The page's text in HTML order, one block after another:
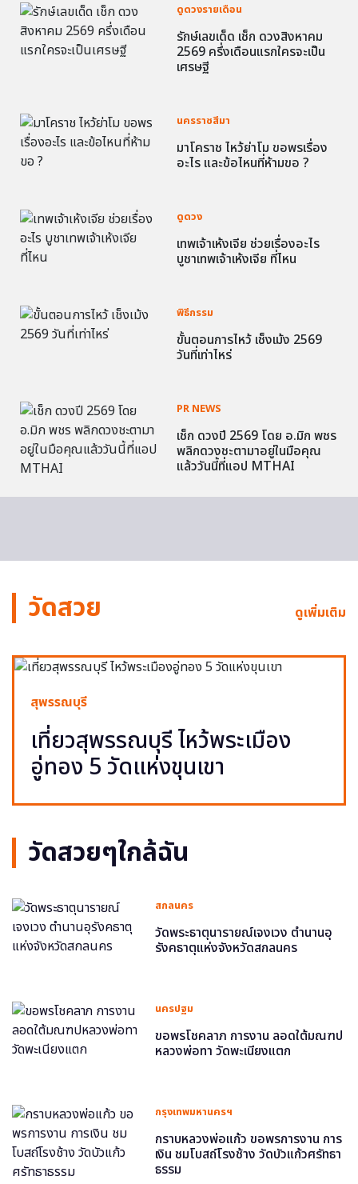
ดูดวงรายเดือน
รักษ์เลขเด็ด เช็ก ดวงสิงหาคม
2569 ครึ่งเดือนแรกใครจะเป็น
เศรษฐี
นครราชสีมา
มาโคราช ไหว้ย่าโม ขอพรเรื่อง
อะไร และข้อไหนที่ห้ามขอ ?
ดูดวง
เทพเจ้าเห้งเจีย ช่วยเรื่องอะไร
บูชาเทพเจ้าเห้งเจีย ที่ไหน
พิธีกรรม
ขั้นตอนการไหว้ เช็งเม้ง 2569
วันที่เท่าไหร่
PR NEWS
เช็ก ดวงปี 2569 โดย อ.มิก พชร
พลิกดวงชะตามาอยู่ในมือคุณ
แล้ววันนี้ที่แอป MTHAI
วัดสวย ดูเพิ่มเติม
สุพรรณบุรี
เที่ยวสุพรรณบุรี ไหว้พระเมือง
อู่ทอง 5 วัดแห่งขุนเขา
วัดสวยๆใกล้ฉัน
สกลนคร
วัดพระธาตุนารายณ์เจงเวง ตำนานอุ
รังคธาตุแห่งจังหวัดสกลนคร
นครปฐม
ขอพรโชคลาภ การงาน ลอดใต้มณฑป
หลวงพ่อทา วัดพะเนียงแตก
กรุงเทพมหานครฯ
กราบหลวงพ่อแก้ว ขอพรการงาน การ
เงิน ชมโบสถ์โรงช้าง วัดบัวแก้วศรัทธา
ธรรม